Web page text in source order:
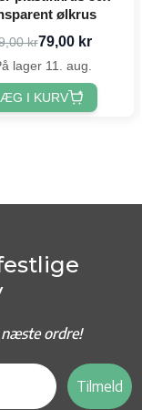
ølkrus
kr79,00 kr
lager 11. aug.
I KURV
ordre!
Tilmeld